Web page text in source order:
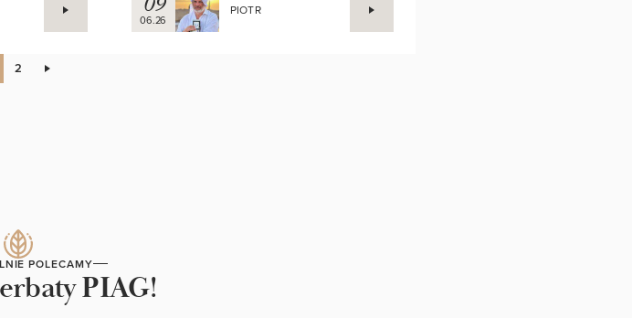
09
POLECAMY